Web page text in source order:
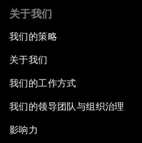
关于我们
我们的策略
关于我们
我们的工作方式
我们的领导团队与组织治理
影响力